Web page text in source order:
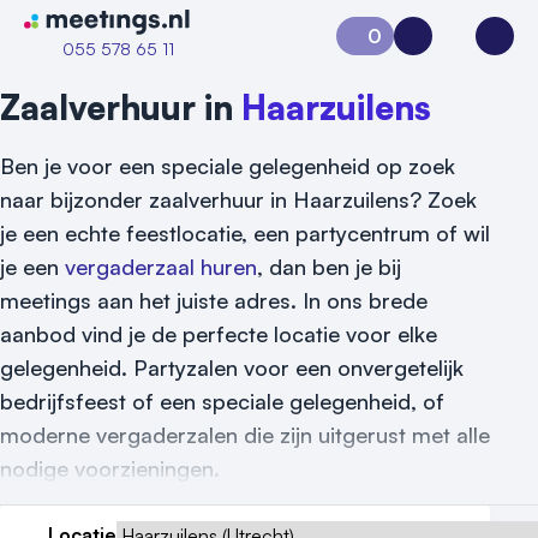
Naar home van Meetings
055 578 65 11
0
Aanvraag 0Inloggen
Zaalverhuur in Haarzuilens
Ben je voor een speciale gelegenheid op zoek
naar bijzonder zaalverhuur in Haarzuilens? Zoek
je een echte feestlocatie, een partycentrum of wil
je een vergaderzaal huren, dan ben je bij
meetings aan het juiste adres. In ons brede
aanbod vind je de perfecte locatie voor elke
gelegenheid. Partyzalen voor een onvergetelijk
bedrijfsfeest of een speciale gelegenheid, of
moderne vergaderzalen die zijn uitgerust met alle
nodige voorzieningen.